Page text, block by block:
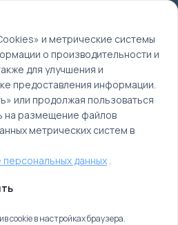
и метрические системы
о производительности и
для улучшения и
предоставления информации.
или продолжая пользоваться
на размещение файлов
метрических систем в
данных.
cookie в настройках браузера.